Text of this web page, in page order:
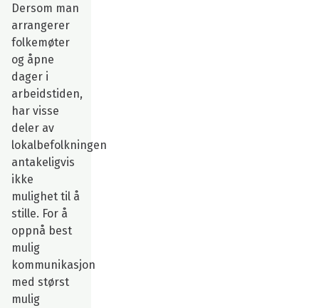
Dersom man
arrangerer
folkemøter
og åpne
dager i
arbeidstiden,
har visse
deler av
lokalbefolkningen
antakeligvis
ikke
mulighet til å
stille. For å
oppnå best
mulig
kommunikasjon
med størst
mulig